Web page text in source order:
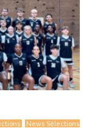
News Sélections